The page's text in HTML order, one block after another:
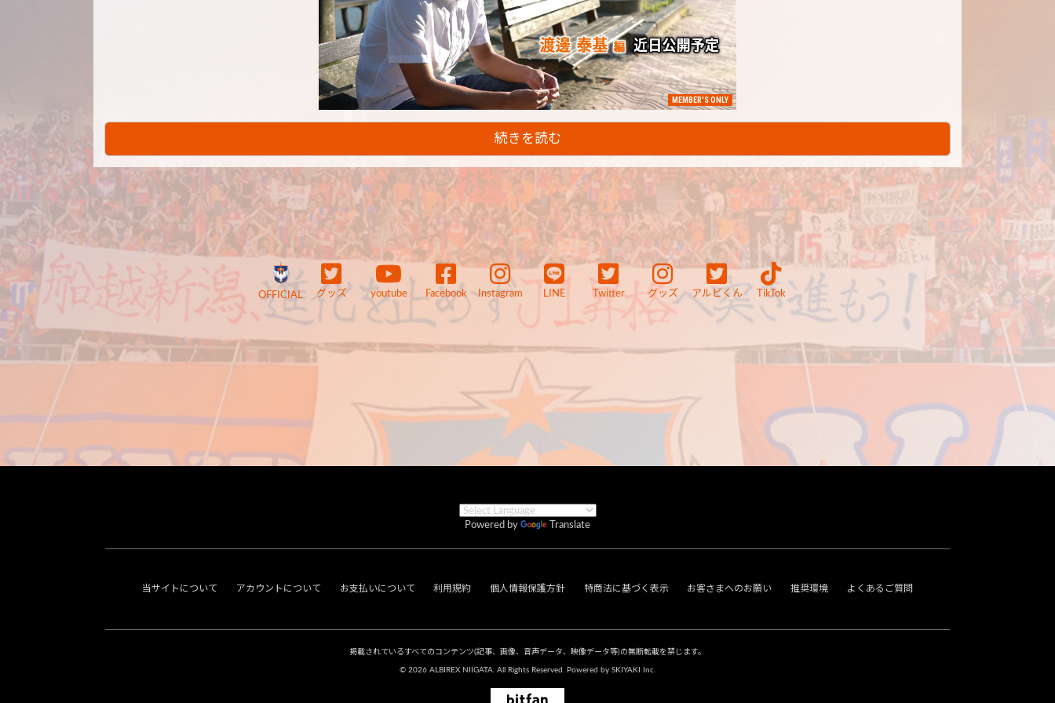
MEMBER'S ONLY
続きを読む
OFFICIAL グッズ youtube Facebook Instagram LINE Twitter グッズ アルビくん TikTok
Powered by Translate
当サイトについて アカウントについて お支払いについて 利用規約 個人情報保護方針 特商法に基づく表示 お客さまへのお願い 推奨環境 よくあるご質問
掲載されているすべてのコンテンツ(記事、画像、音声データ、映像データ等)の無断転載を禁じます。
© 2026 ALBIREX NIIGATA. All Rights Reserved. Powered by SKIYAKI Inc.